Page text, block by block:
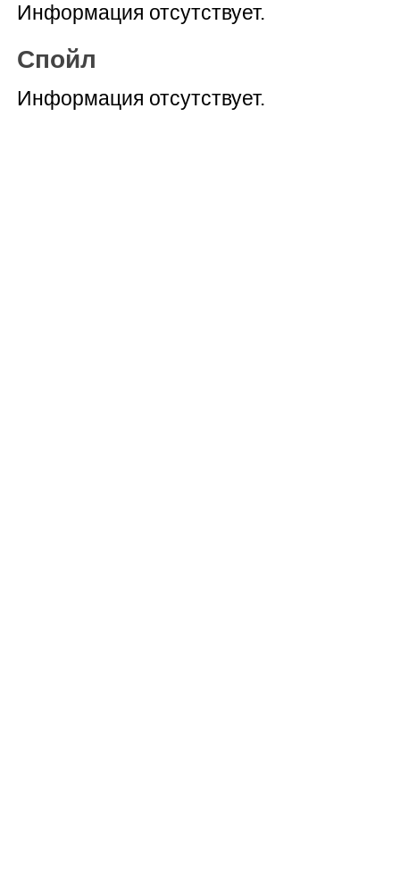
Информация отсутствует.
Спойл
Информация отсутствует.